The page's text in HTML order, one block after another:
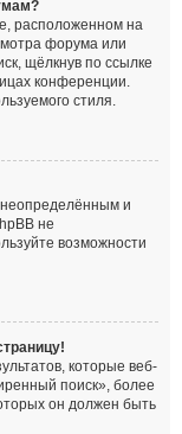
расположенном на
форума или
щёлкнув по ссылке
конференции.
стиля.
и
не
возможности
которые веб-
поиск», более
он должен быть